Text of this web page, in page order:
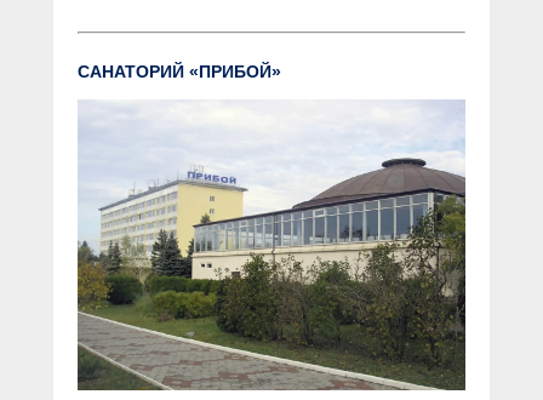
САНАТОРИЙ «ПРИБОЙ»